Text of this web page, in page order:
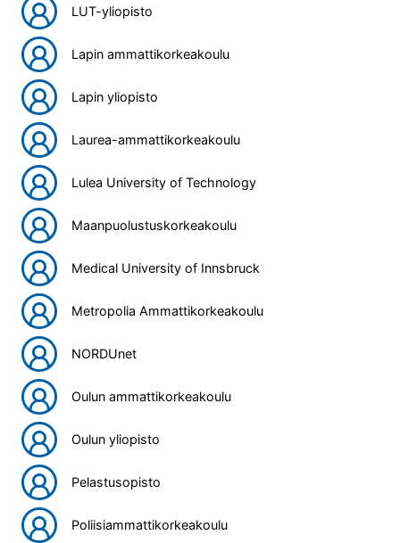
LUT-yliopisto
Lapin ammattikorkeakoulu
Lapin yliopisto
Laurea-ammattikorkeakoulu
Lulea University of Technology
Maanpuolustuskorkeakoulu
Medical University of Innsbruck
Metropolia Ammattikorkeakoulu
NORDUnet
Oulun ammattikorkeakoulu
Oulun yliopisto
Pelastusopisto
Poliisiammattikorkeakoulu